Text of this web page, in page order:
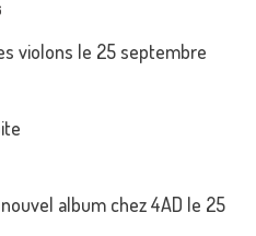
violons le 25 septembre
album chez 4AD le 25